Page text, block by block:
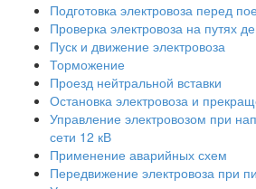
Подготовка электровоза перед
Проверка электровоза на путях
Пуск и движение электровоза
Торможение
Проезд нейтральной вставки
Остановка электровоза и
Управление электровозом при
сети 12 кВ
Применение аварийных схем
Передвижение электровоза при